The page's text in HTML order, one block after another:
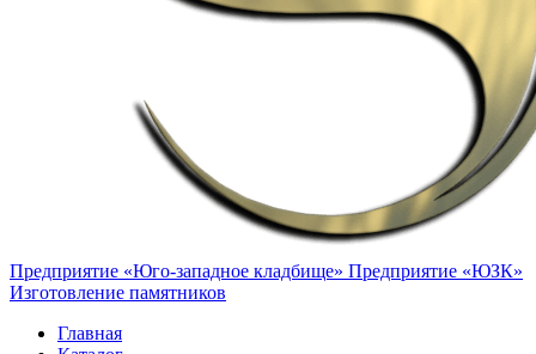
Предприятие «Юго-западное кладбище» Предприятие «ЮЗК»
Изготовление памятников
Главная